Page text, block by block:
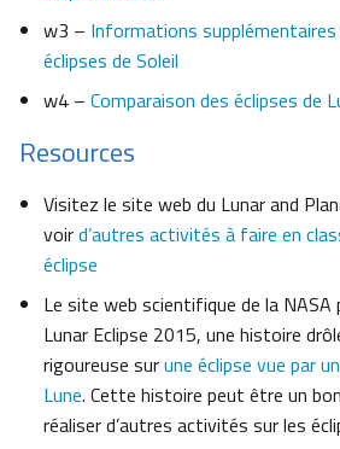
w3 – Informations supplémentaires
éclipses de Soleil
w4 – Comparaison des éclipses de
Resources
Visitez le site web du Lunar and
voird’autres activités à faire en
éclipse
Le site web scientifique de la NASA
Lunar Eclipse 2015, une histoire
rigoureuse surune éclipse vue par
Lune. Cette histoire peut être un
réaliser d’autres activités sur les